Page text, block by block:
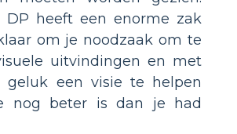
DP heeft een enorme zak
om je noodzaak om te
uitvindingen en met
geluk een visie te helpen
nog beter is dan je had